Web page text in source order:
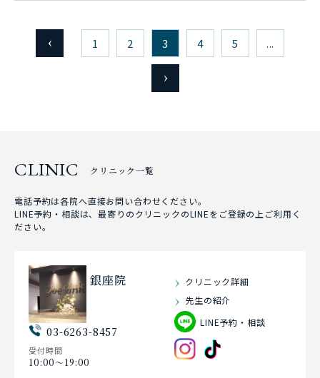
1 2 3 4 5 ...
CLINIC クリニック一覧
電話予約は各院へ直接お問い合わせください。
LINE予約・相談は、最寄りのクリニックのLINEをご登録の上ご利用く
ださい。
銀座院
03-6263-8457
受付時間
10:00〜19:00
クリニック詳細
先生の紹介
LINE予約・相談